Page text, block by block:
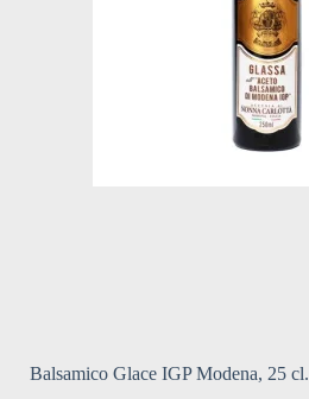
Balsamico Glace IGP Modena, 25 cl.